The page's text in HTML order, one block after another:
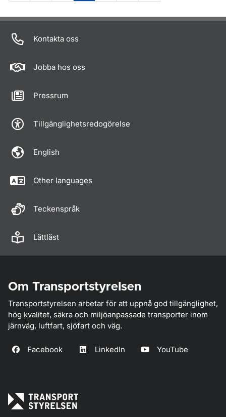
Om sidan
Kontakta oss
Jobba hos oss
Pressrum
Tillgänglighetsredogörelse
English
Other languages
Teckenspråk
Lättläst
Om Transportstyrelsen
Transportstyrelsen arbetar för att uppnå god tillgänglighet,
hög kvalitet, säkra och miljöanpassade transporter inom
järnväg, luftfart, sjöfart och väg.
Facebook LinkedIn YouTube